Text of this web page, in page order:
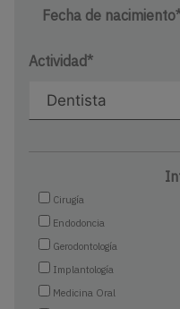
Fecha de
Actividad*
Cirugía
Endodoncia
Gerodontología
Implantología
Medicina Oral